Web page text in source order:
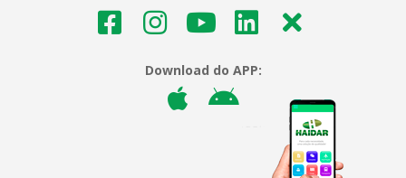
Download do APP: